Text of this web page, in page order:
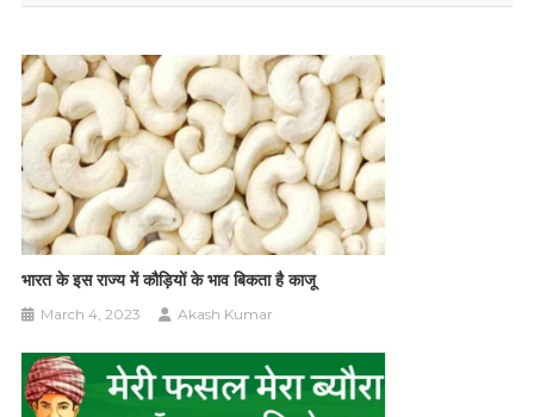
भारत के इस राज्य में कौड़ियों के भाव बिकता है काजू
March 4, 2023 Akash Kumar